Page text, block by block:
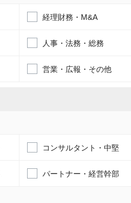
経理財務・M&A
人事・法務・総務
営業・広報・その他
コンサルタント・中堅
パートナー・経営幹部